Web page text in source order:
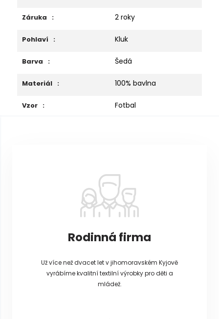
Záruka : 2 roky
Pohlaví : Kluk
Barva : Šedá
Materiál : 100% bavlna
Vzor : Fotbal
Rodinná firma
Už více než dvacet let v jihomoravském Kyjově
vyrábíme kvalitní textilní výrobky pro děti a
mládež.